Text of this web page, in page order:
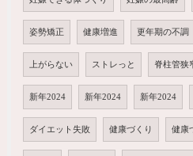
姿勢矯正 健康増進 更年期の不調
上がらない ストレっと 脊柱管狭
新年2024 新年2024 新年2024
ダイエット失敗 健康づくり 健康